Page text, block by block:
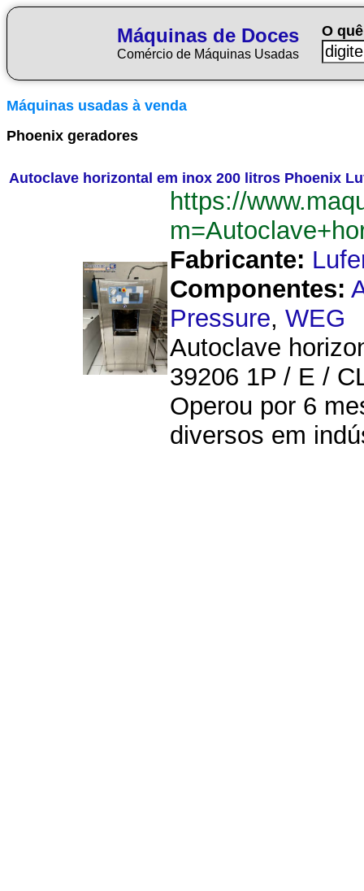
Máquinas de Doces
Comércio de Máquinas Usadas
O
Máquinas usadas à venda
Phoenix geradores
Autoclave horizontal em inox 200 litros Phoenix
https://
Fabricante:
Componentes:
Pressure, WEG
Autoclave
39206 1P / E /
Operou por 6
diversos em